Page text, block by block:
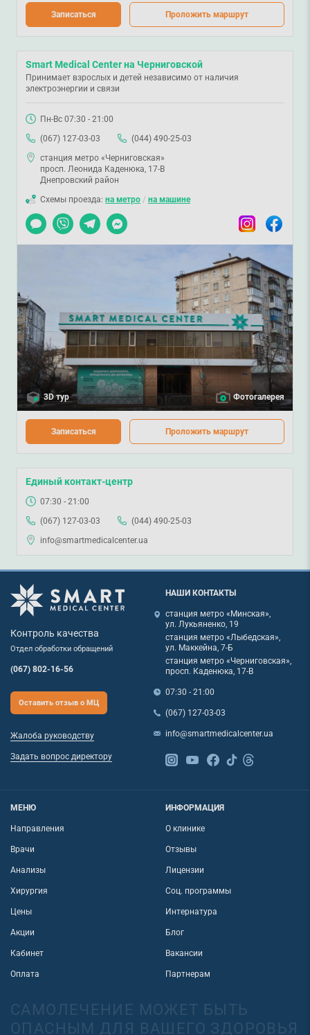
Записаться Проложить маршрут
Smart Medical Center на Черниговской
Принимает взрослых и детей независимо от наличия
электроэнергии и связи
Пн-Вс 07:30 - 21:00
(067) 127-03-03
(044) 490-25-03
станция метро «Черниговская»
просп. Леонида Каденюка, 17-В
Днепровский район
Схемы проезда: на метро / на машине
Чат
Viber TelegramMessenger InstagramFacebook
3D тур Фотогалерея
Записаться Проложить маршрут
Единый контакт-центр
07:30 - 21:00
(067) 127-03-03
(044) 490-25-03
info@smartmedicalcenter.ua
Контроль качества
Отдел обработки обращений
(067) 802-16-56
Оставить отзыв о МЦ
Жалоба руководству
Задать вопрос директору
НАШИ КОНТАКТЫ
станция метро «Минская»,
ул. Лукьяненко, 19
станция метро «Лыбедская»,
ул. Маккейна, 7-Б
станция метро «Черниговская»,
просп. Каденюка, 17-В
07:30 - 21:00
(067) 127-03-03
info@smartmedicalcenter.ua
МЕНЮ
Направления
Врачи
Анализы
Хирургия
Цены
Акции
Кабинет
Оплата
ИНФОРМАЦИЯ
О клинике
Отзывы
Лицензии
Соц. программы
Интернатура
Блог
Вакансии
Партнерам
САМОЛЕЧЕНИЕ МОЖЕТ БЫТЬ
ОПАСНЫМ ДЛЯ ВАШЕГО ЗДОРОВЬЯ